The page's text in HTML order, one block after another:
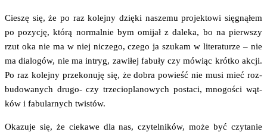
Cie­szę się, że po raz kolej­ny dzię­ki nasze­mu pro­jek­to­wi się­gną­łem
po pozy­cję, któ­rą nor­mal­nie bym omi­jał z dale­ka, bo na pierw­szy
rzut oka nie ma w niej nicze­go, cze­go ja szu­kam w lite­ra­tu­rze – nie
ma dia­lo­gów, nie ma intryg, zawi­łej fabu­ły czy mówiąc krót­ko akcji.
Po raz kolej­ny prze­ko­nu­ję się, że dobra powieść nie musi mieć roz­
bu­do­wa­nych dru­­go- czy trze­cio­pla­no­wych posta­ci, mno­go­ści wąt­
ków i fabu­lar­nych twistów.
Oka­zu­je się, że cie­ka­we dla nas, czy­tel­ni­ków, może być czy­ta­nie